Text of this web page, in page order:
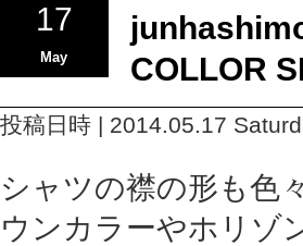
17
May
COLLOR
投稿日時 | 2014.05.17
シャツの襟の形も色
ウンカラーやホリゾ